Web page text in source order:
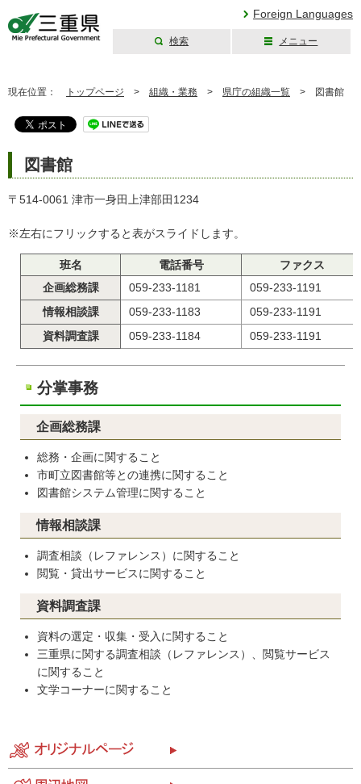
Foreign Languages
検索 メニュー
現在位置： トップページ > 組織・業務 > 県庁の組織一覧 > 図書館
図書館
〒514-0061 津市一身田上津部田1234
※左右にフリックすると表がスライドします。
班名 電話番号
ファクス
企画総務課
059-233-1181
059-233-1191
情報相談課
059-233-1183
059-233-1191
資料調査課
059-233-1184 059-233-1191
分掌事務
企画総務課
総務・企画に関すること
市町立図書館等との連携に関すること
図書館システム管理に関すること
情報相談課
調査相談（レファレンス）に関すること
閲覧・貸出サービスに関すること
資料調査課
資料の選定・収集・受入に関すること
三重県に関する調査相談（レファレンス）、閲覧サービス
に関すること
文学コーナーに関すること